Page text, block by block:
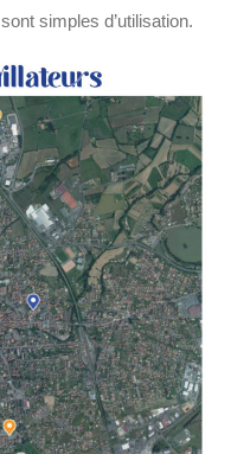
simples d’utilisation.